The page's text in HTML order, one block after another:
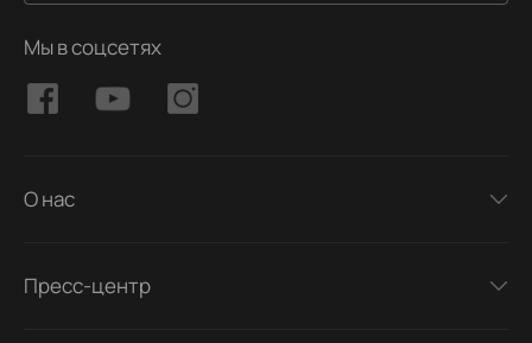
Мы в соцсетях
О нас
Пресс-центр